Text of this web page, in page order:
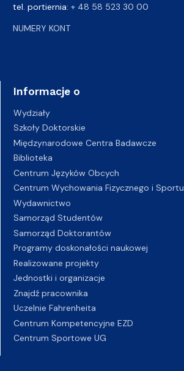
tel. portiernia: + 48 58 523 30 00
NUMERY KONT
Informacje o
Wydziały
Szkoły Doktorskie
Międzynarodowe Centra Badawcze
Biblioteka
Centrum Języków Obcych
Centrum Wychowania Fizycznego i Sportu
Wydawnictwo
Samorząd Studentów
Samorząd Doktorantów
Programy doskonałości naukowej
Realizowane projekty
Jednostki i organizacje
Znajdź pracownika
Uczelnie Fahrenheita
Centrum Kompetencyjne EZD
Centrum Sportowe UG